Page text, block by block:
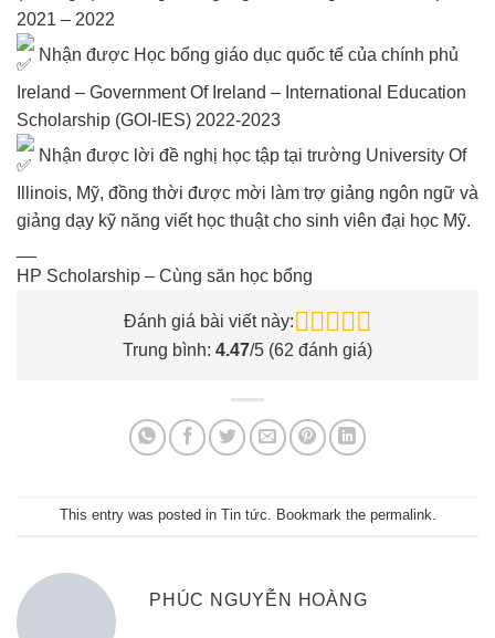
2021 – 2022
Nhận được Học bổng giáo dục quốc tế của chính phủ
Ireland – Government Of Ireland – International Education
Scholarship (GOI-IES) 2022-2023
Nhận được lời đề nghị học tập tại trường University Of
Illinois, Mỹ, đồng thời được mời làm trợ giảng ngôn ngữ và
giảng dạy kỹ năng viết học thuật cho sinh viên đại học Mỹ.
HP Scholarship – Cùng săn học bổng
Đánh giá bài viết này:
Trung bình: 4.47/5 (62 đánh giá)
This entry was posted in Tin tức. Bookmark the permalink.
PHÚC NGUYỄN HOÀNG